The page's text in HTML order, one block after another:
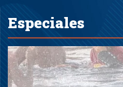
Especiales